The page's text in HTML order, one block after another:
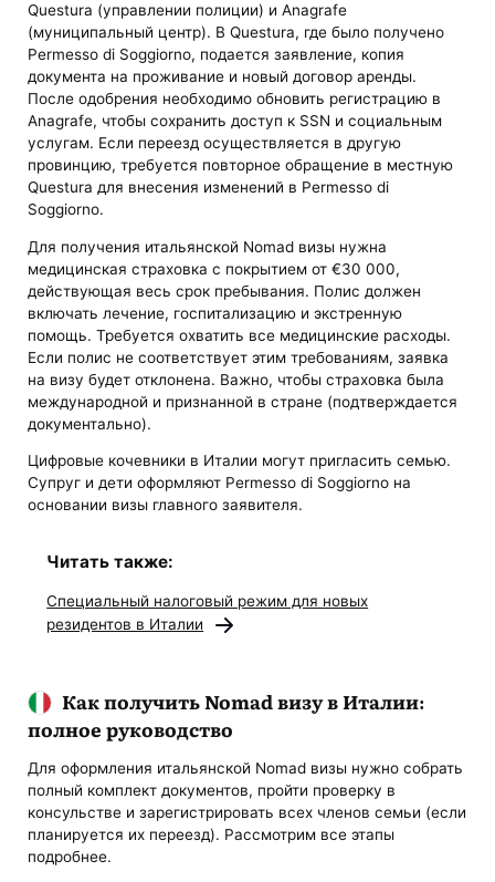
Questura (управлении полиции) и Anagrafe
(муниципальный центр). В Questura, где было получено
Permesso di Soggiorno, подается заявление, копия
документа на проживание и новый договор аренды.
После одобрения необходимо обновить регистрацию в
Anagrafe, чтобы сохранить доступ к SSN и социальным
услугам. Если переезд осуществляется в другую
провинцию, требуется повторное обращение в местную
Questura для внесения изменений в Permesso di
Soggiorno. ​
Для получения итальянской Nomad визы нужна
медицинская страховка с покрытием от €30 000,
действующая весь срок пребывания. Полис должен
включать лечение, госпитализацию и экстренную
помощь. Требуется охватить все медицинские расходы.
Если полис не соответствует этим требованиям, заявка
на визу будет отклонена. Важно, чтобы страховка была
международной и признанной в стране (подтверждается
документально).
Цифровые кочевники в Италии могут пригласить семью.
Супруг и дети оформляют Permesso di Soggiorno на
основании визы главного заявителя.
Читать также:
Специальный налоговый режим для новых
резидентов в Италии
Как получить Nomad визу в Италии:
полное руководство
Для оформления итальянской Nomad визы нужно собрать
полный комплект документов, пройти проверку в
консульстве и зарегистрировать всех членов семьи (если
планируется их переезд). Рассмотрим все этапы
подробнее.